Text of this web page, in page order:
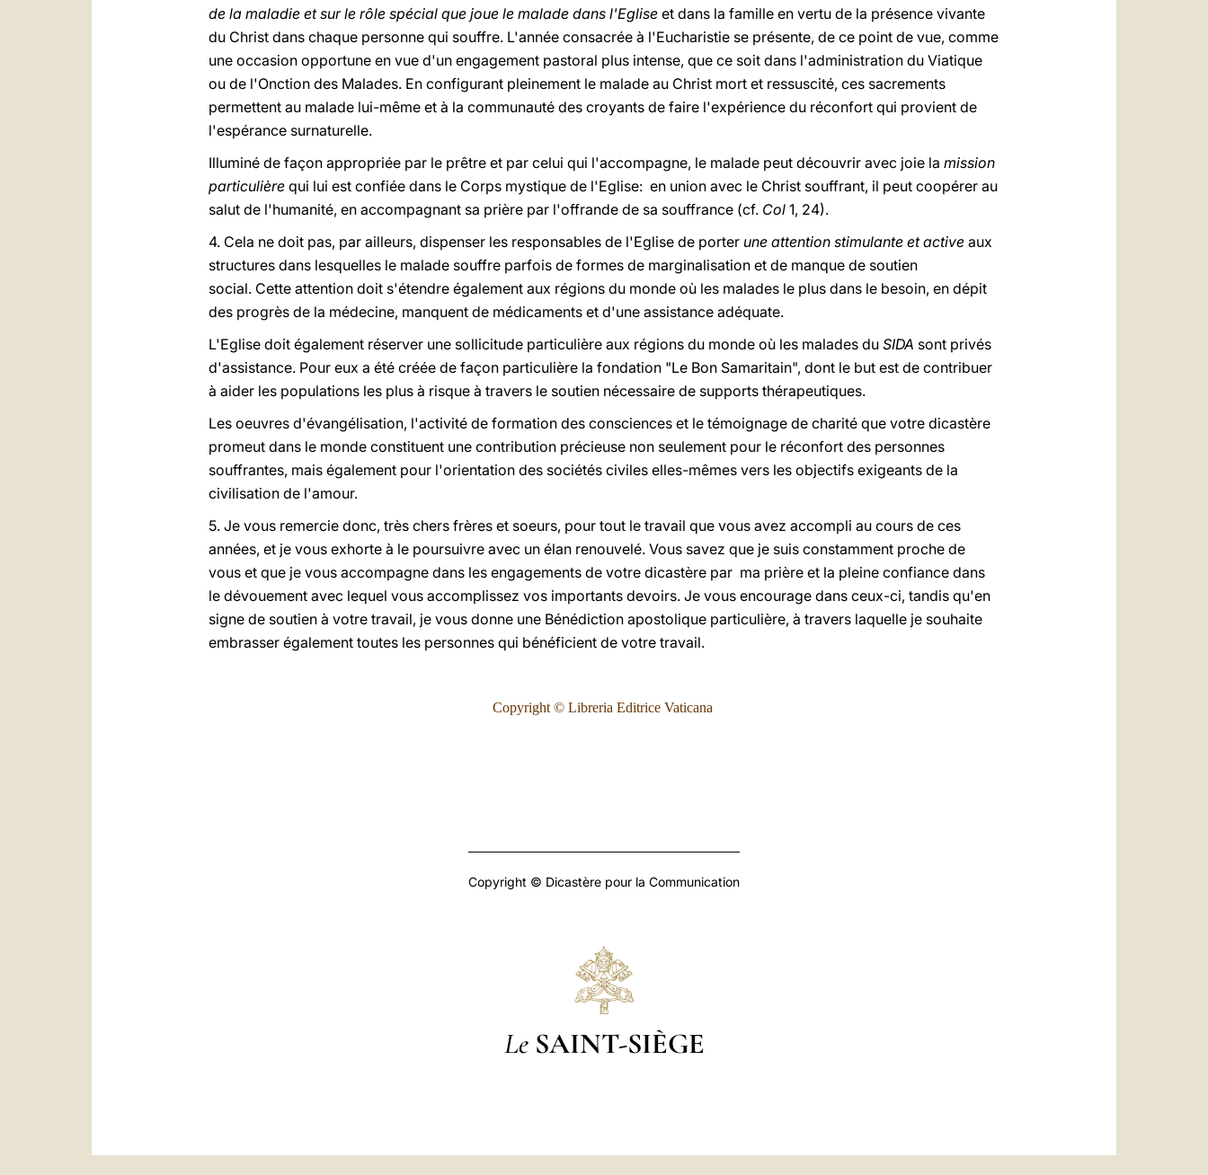
de la maladie et sur le rôle spécial que joue le malade dans l'Eglise et dans la famille en vertu de la présence vivante
du Christ dans chaque personne qui souffre. L'année consacrée à l'Eucharistie se présente, de ce point de vue, comme
une occasion opportune en vue d'un engagement pastoral plus intense, que ce soit dans l'administration du Viatique
ou de l'Onction des Malades. En configurant pleinement le malade au Christ mort et ressuscité, ces sacrements
permettent au malade lui-même et à la communauté des croyants de faire l'expérience du réconfort qui provient de
l'espérance surnaturelle.
Illuminé de façon appropriée par le prêtre et par celui qui l'accompagne, le malade peut découvrir avec joie la mission
particulière qui lui est confiée dans le Corps mystique de l'Eglise: en union avec le Christ souffrant, il peut coopérer au
salut de l'humanité, en accompagnant sa prière par l'offrande de sa souffrance (cf. Col 1, 24).
4. Cela ne doit pas, par ailleurs, dispenser les responsables de l'Eglise de porter une attention stimulante et active aux
structures dans lesquelles le malade souffre parfois de formes de marginalisation et de manque de soutien
social. Cette attention doit s'étendre également aux régions du monde où les malades le plus dans le besoin, en dépit
des progrès de la médecine, manquent de médicaments et d'une assistance adéquate.
L'Eglise doit également réserver une sollicitude particulière aux régions du monde où les malades du SIDA sont privés
d'assistance. Pour eux a été créée de façon particulière la fondation "Le Bon Samaritain", dont le but est de contribuer
à aider les populations les plus à risque à travers le soutien nécessaire de supports thérapeutiques.
Les oeuvres d'évangélisation, l'activité de formation des consciences et le témoignage de charité que votre dicastère
promeut dans le monde constituent une contribution précieuse non seulement pour le réconfort des personnes
souffrantes, mais également pour l'orientation des sociétés civiles elles-mêmes vers les objectifs exigeants de la
civilisation de l'amour.
5. Je vous remercie donc, très chers frères et soeurs, pour tout le travail que vous avez accompli au cours de ces
années, et je vous exhorte à le poursuivre avec un élan renouvelé. Vous savez que je suis constamment proche de
vous et que je vous accompagne dans les engagements de votre dicastère par ma prière et la pleine confiance dans
le dévouement avec lequel vous accomplissez vos importants devoirs. Je vous encourage dans ceux-ci, tandis qu'en
signe de soutien à votre travail, je vous donne une Bénédiction apostolique particulière, à travers laquelle je souhaite
embrasser également toutes les personnes qui bénéficient de votre travail.
Copyright © Libreria Editrice Vaticana
Copyright © Dicastère pour la Communication
Le SAINT-SIÈGE